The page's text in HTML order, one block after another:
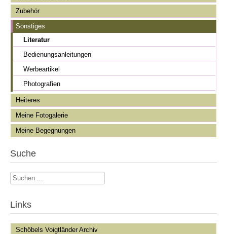
Zubehör
Sonstiges
Literatur
Bedienungsanleitungen
Werbeartikel
Photografien
Heiteres
Meine Fotogalerie
Meine Begegnungen
Suche
Suchen
Links
Schöbels Voigtländer Archiv